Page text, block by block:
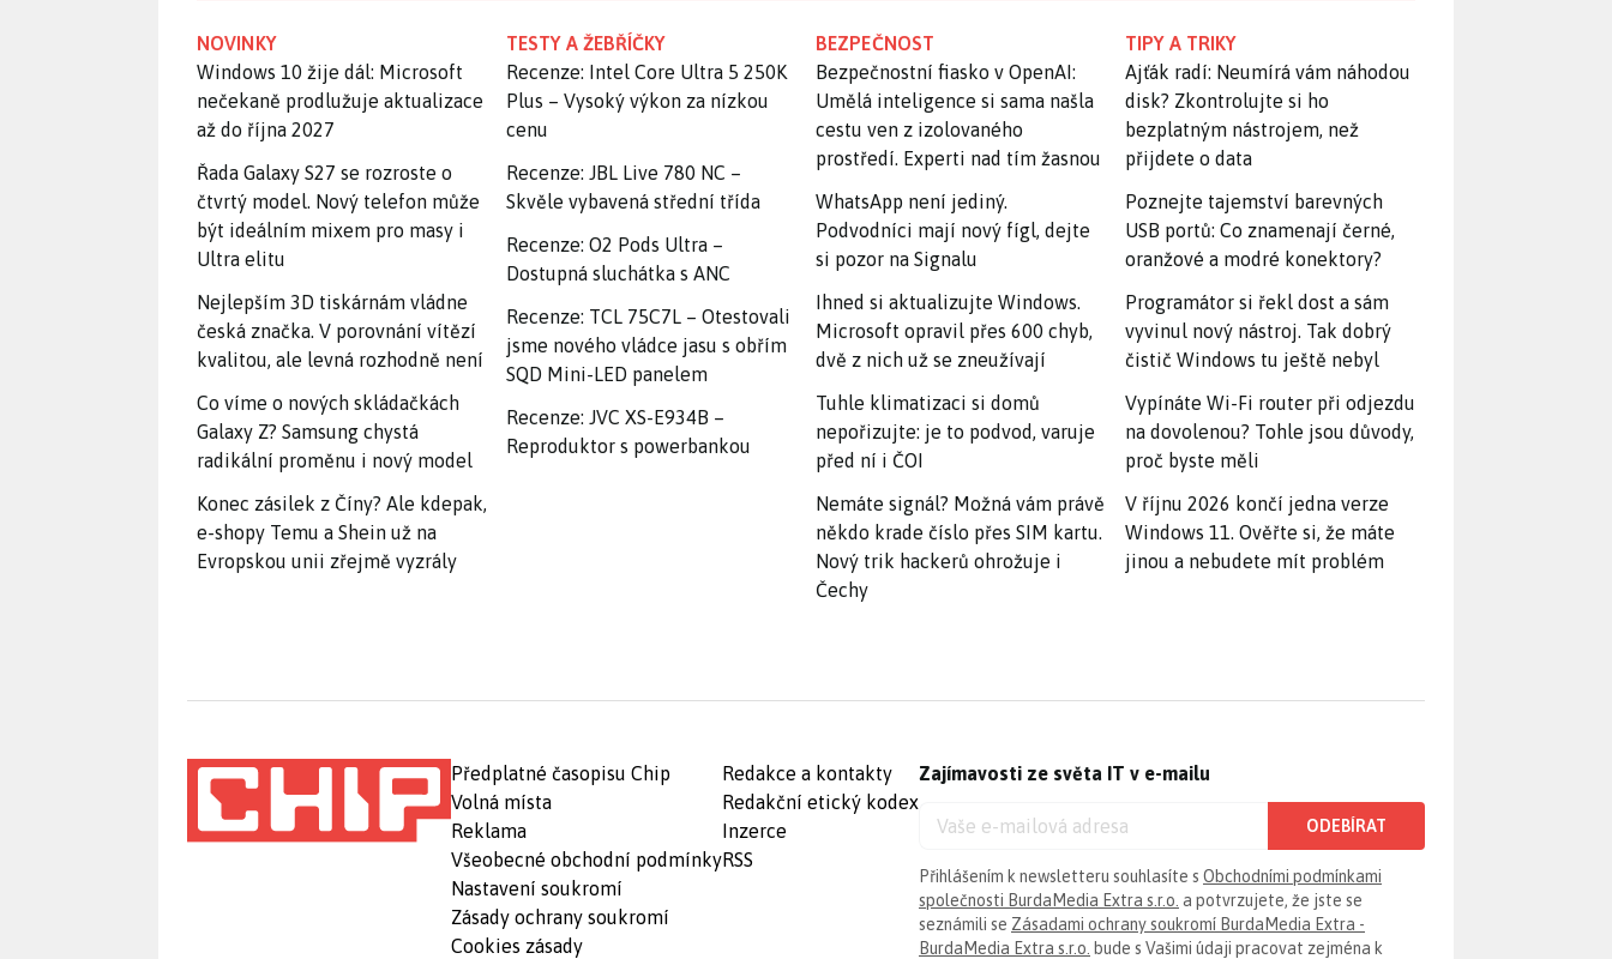
NOVINKY
Windows 10 žije dál: Microsoft
nečekaně prodlužuje aktualizace
až do října 2027
Řada Galaxy S27 se rozroste o
čtvrtý model. Nový telefon může
být ideálním mixem pro masy i
Ultra elitu
Nejlepším 3D tiskárnám vládne
česká značka. V porovnání vítězí
kvalitou, ale levná rozhodně není
Co víme o nových skládačkách
Galaxy Z? Samsung chystá
radikální proměnu i nový model
Konec zásilek z Číny? Ale kdepak,
e-shopy Temu a Shein už na
Evropskou unii zřejmě vyzrály
TESTY A ŽEBŘÍČKY
Recenze: Intel Core Ultra 5 250K
Plus – Vysoký výkon za nízkou
cenu
Recenze: JBL Live 780 NC –
Skvěle vybavená střední třída
Recenze: O2 Pods Ultra –
Dostupná sluchátka s ANC
Recenze: TCL 75C7L – Otestovali
jsme nového vládce jasu s obřím
SQD Mini-LED panelem
Recenze: JVC XS-E934B –
Reproduktor s powerbankou
BEZPEČNOST
Bezpečnostní fiasko v OpenAI:
Umělá inteligence si sama našla
cestu ven z izolovaného
prostředí. Experti nad tím žasnou
WhatsApp není jediný.
Podvodníci mají nový fígl, dejte
si pozor na Signalu
Ihned si aktualizujte Windows.
Microsoft opravil přes 600 chyb,
dvě z nich už se zneužívají
Tuhle klimatizaci si domů
nepořizujte: je to podvod, varuje
před ní i ČOI
Nemáte signál? Možná vám právě
někdo krade číslo přes SIM kartu.
Nový trik hackerů ohrožuje i
Čechy
TIPY A TRIKY
Ajťák radí: Neumírá vám náhodou
disk? Zkontrolujte si ho
bezplatným nástrojem, než
přijdete o data
Poznejte tajemství barevných
USB portů: Co znamenají černé,
oranžové a modré konektory?
Programátor si řekl dost a sám
vyvinul nový nástroj. Tak dobrý
čistič Windows tu ještě nebyl
Vypínáte Wi-Fi router při odjezdu
na dovolenou? Tohle jsou důvody,
proč byste měli
V říjnu 2026 končí jedna verze
Windows 11. Ověřte si, že máte
jinou a nebudete mít problém
Předplatné časopisu Chip
Volná místa
Reklama
Všeobecné obchodní podmínky
Nastavení soukromí
Zásady ochrany soukromí
Cookies zásady
Redakce a kontakty
Redakční etický kodex
Inzerce
RSS
Zajímavosti ze světa IT v e-mailu
ODEBÍRAT
Přihlášením k newsletteru souhlasíte s Obchodními podmínkami
společnosti BurdaMedia Extra s.r.o. a potvrzujete, že jste se
seznámili se Zásadami ochrany soukromí BurdaMedia Extra -
BurdaMedia Extra s.r.o. bude s Vašimi údaji pracovat zejména k